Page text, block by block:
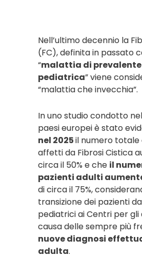
Nell’ultimo decennio la
(FC), definita in passato
“malattia di
pediatrica” viene
“malattia che invecchia”.
In uno studio condotto nel
paesi europei è stato
nel 2025il numero totale
affetti da Fibrosi Cistica
circa il 50% e che il
pazienti adulti
di circa il 75%,
transizione dei pazienti
pediatrici ai Centri per gli
causa delle sempre più
nuove diagnosi
adulta.